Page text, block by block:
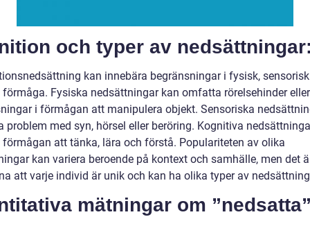
och typer av
kan innebära begränsningar i fysisk,
Fysiska nedsättningar kan omfatta rörelsehinder eller
i förmågan att manipulera objekt. Sensoriska
problem med syn, hörsel eller beröring. Kognitiva
förmågan att tänka, lära och förstå. Populariteten av olika
kan variera beroende på kontext och samhälle, men det
att varje individ är unik och kan ha olika typer av
mätningar om